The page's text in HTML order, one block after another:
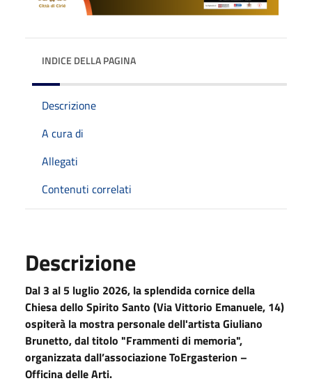
INDICE DELLA PAGINA
Descrizione
A cura di
Allegati
Contenuti correlati
Descrizione
Dal 3 al 5 luglio 2026, la splendida cornice della
Chiesa dello Spirito Santo (Via Vittorio Emanuele, 14)
ospiterà la mostra personale dell'artista Giuliano
Brunetto, dal titolo "Frammenti di memoria",
organizzata dall’associazione ToErgasterion –
Officina delle Arti.